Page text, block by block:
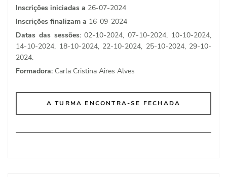
Inscrições iniciadas a 26-07-2024
Inscrições finalizam a 16-09-2024
Datas das sessões:02-10-2024, 07-10-2024, 10-10-2024,
14-10-2024, 18-10-2024, 22-10-2024, 25-10-2024, 29-10-
2024.
Formadora: Carla Cristina Aires Alves
A TURMA ENCONTRA-SE FECHADA